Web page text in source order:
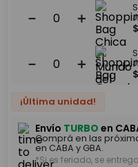
＋
－
$
＋
－
$
¡Última unidad!
Envío TURBO en
Comprá en las
en CABA y GBA.
*Si es feriado, se